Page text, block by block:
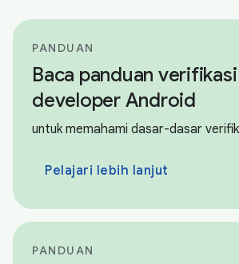
PANDUAN
Baca panduan verifikasi
developer Android
untuk memahami dasar-dasar
Pelajari lebih lanjut
PANDUAN